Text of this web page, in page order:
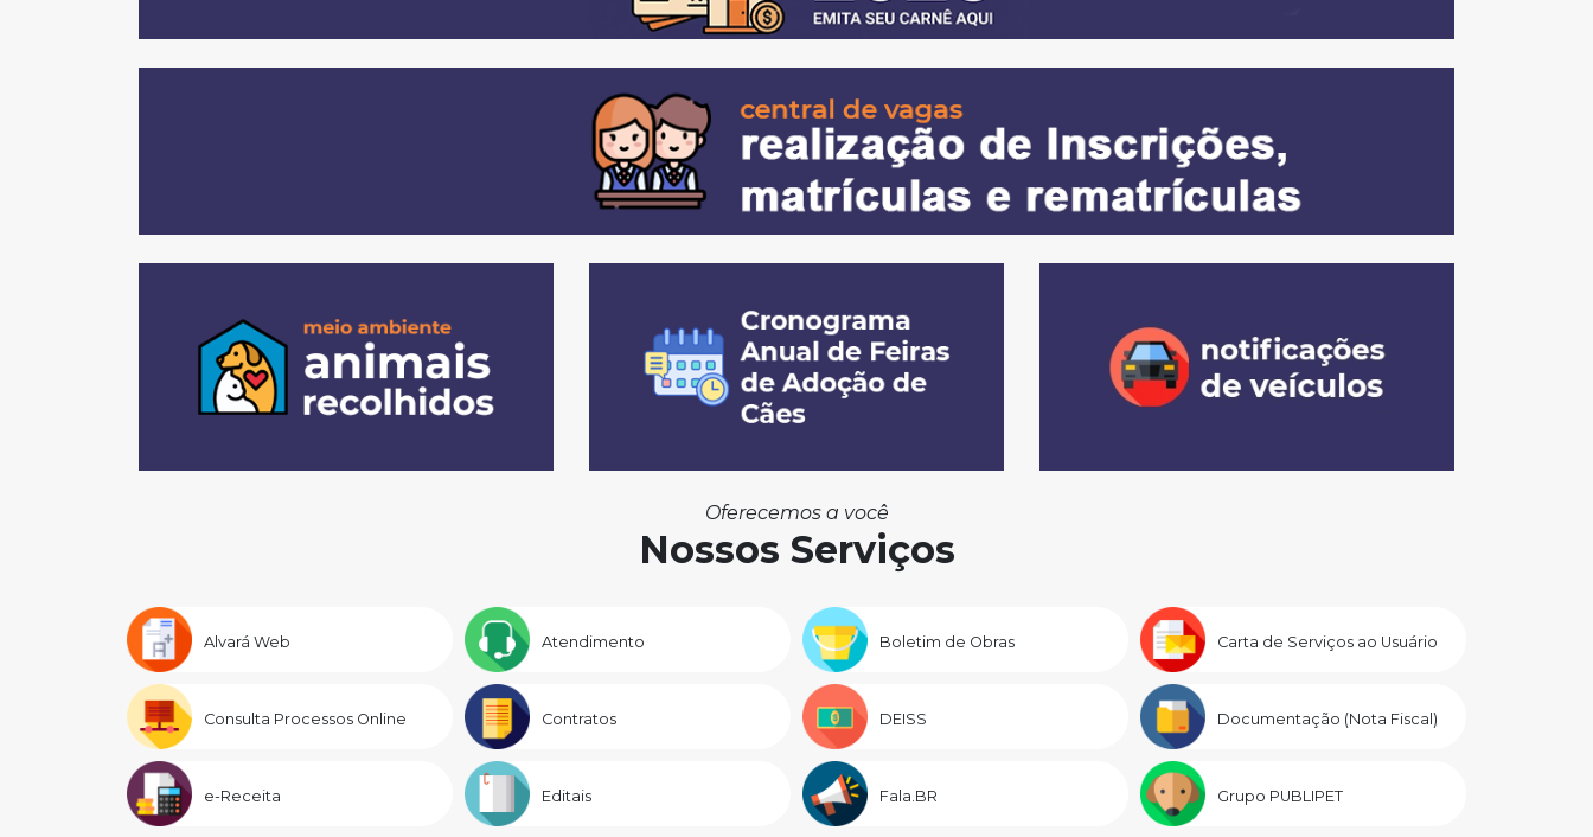
Oferecemos a você
Nossos Serviços
Alvará Web Atendimento Boletim de Obras Carta de Serviços ao Usuário
Consulta Processos Online Contratos DEISS Documentação (Nota Fiscal)
e-Receita Editais Fala.BR Grupo PUBLIPET